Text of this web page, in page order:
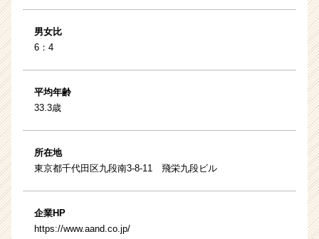
男女比
6：4
平均年齢
33.3歳
所在地
東京都千代田区九段南3‐8‐11 飛栄九段ビル
企業HP
https://www.aand.co.jp/